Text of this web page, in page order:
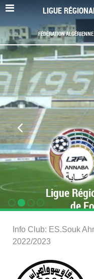
LIGUE
Ligue
de
Info Club: ES.Souk
2022/2023